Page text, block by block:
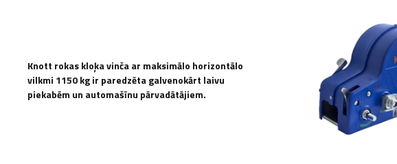
Knott rokas kloķa vinča ar maksimālo horizontālo
vilkmi 1150 kg ir paredzēta galvenokārt laivu
piekabēm un automašīnu pārvadātājiem.